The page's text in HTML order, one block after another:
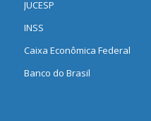
JUCESP
INSS
Caixa Econômica Federal
Banco do Brasil